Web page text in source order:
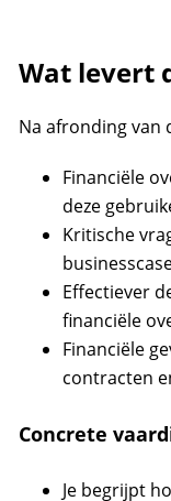
Wat levert
Na afronding van
Financiële
deze
Kritische
Effectiever
financiële
Financiële
contracten
Concrete
Je begrijpt